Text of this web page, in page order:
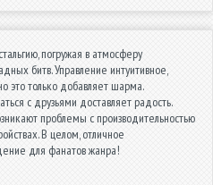
погружая в атмосферу
битв. Управление интуитивное,
это только добавляет шарма.
с друзьями доставляет радость.
проблемы с производительностью
В целом, отличное
для фанатов жанра!